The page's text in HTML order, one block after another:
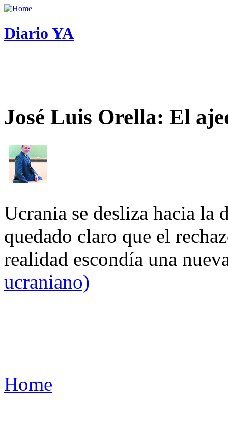
Diario YA
José Luis Orella: El
Ucrania se desliza hacia
quedado claro que el
realidad escondía una
ucraniano)
Home